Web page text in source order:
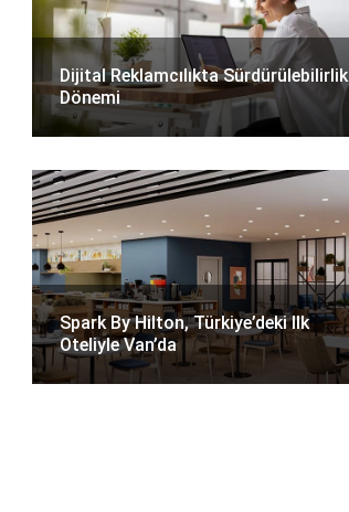
Dijital Reklamcılıkta Sürdürülebilirlik
Dönemi
Spark By Hilton, Türkiye’deki Ilk
Oteliyle Van’da